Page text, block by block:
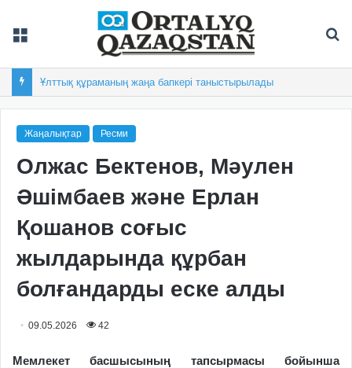
Ұлттық құраманың жаңа бапкері таныстырылады
Жаңалықтар Ресми
Олжас Бектенов, Мәулен
Әшімбаев және Ерлан
Қошанов соғыс
жылдарында құрбан
болғандарды еске алды
09.05.2026 42
Мемлекет басшысының тапсырмасы бойынша